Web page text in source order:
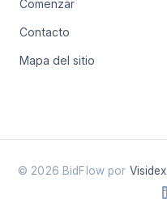
Comenzar
Contacto
Mapa del sitio
© 2026 BidFlow por Visidex